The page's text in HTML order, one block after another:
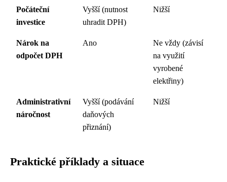
Počáteční
investice
Vyšší (nutnost
uhradit DPH)
Nižší
Nárok na
odpočet DPH
Ano
Ne vždy (závisí
na využití
vyrobené
elektřiny)
Administrativní
náročnost
Vyšší (podávání
daňových
přiznání)
Nižší
Praktické příklady a situace